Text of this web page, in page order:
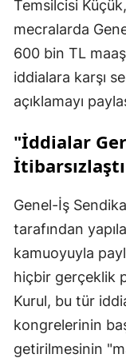
Temsilcisi
mecralarda
600 bin TL maaş
iddialara karşı
açıklamayı
"İddialar
Genel-İş
tarafından
kamuoyuyla
hiçbir gerçeklik
Kurul, bu tür
kongrelerinin
getirilmesinin